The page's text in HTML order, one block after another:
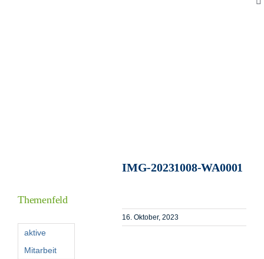
IMG-20231008-WA0001
16. Oktober, 2023
Themenfeld
aktive
Mitarbeit